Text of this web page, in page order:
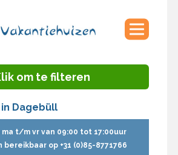
om te filteren
Dagebüll
ma t/m vr van 09:00 tot 17:00uur
op +31 (0)85-8771766